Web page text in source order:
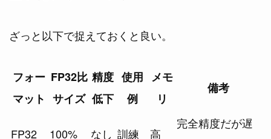
ざっと以下で捉えておくと良い。
フォー
マット
FP32比
サイズ
精度
低下
使用
例
メモ
リ
備考
FP32 100% なし 訓練 高
完全精度だが遅